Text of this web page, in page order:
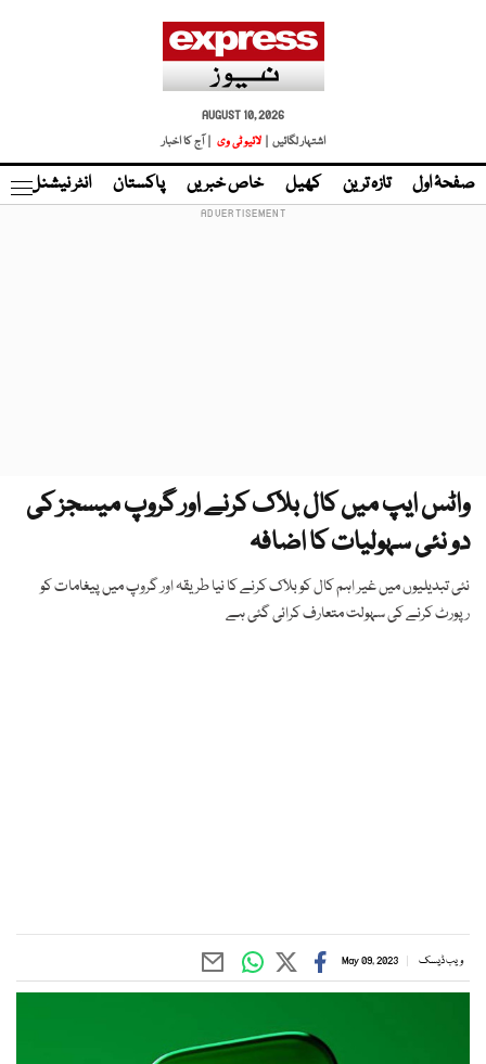
AUGUST 10, 2026
اشتہار لگائیں |
لائیو ٹی وی | آج کا اخبار
صفحۂ اول تازہ ترین کھیل خاص خبریں پاکستان انٹر نیشنل
واٹس ایپ میں کال بلاک کرنے اور گروپ میسجز کی
دو نئی سہولیات کا اضافہ
نئی تبدیلیوں میں غیر اہم کال کو بلاک کرنے کا نیا طریقہ اور گروپ میں پیغامات کو
رپورٹ کرنے کی سہولت متعارف کرائی گئی ہے
ویب ڈیسک May 09, 2023